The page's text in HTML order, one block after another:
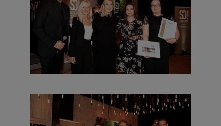
das beliebteste Kleine